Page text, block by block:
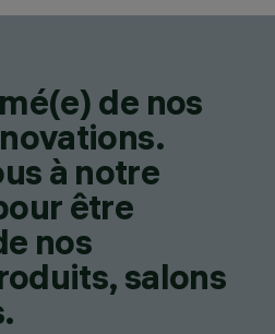
de nos
à notre
être
nos
salons